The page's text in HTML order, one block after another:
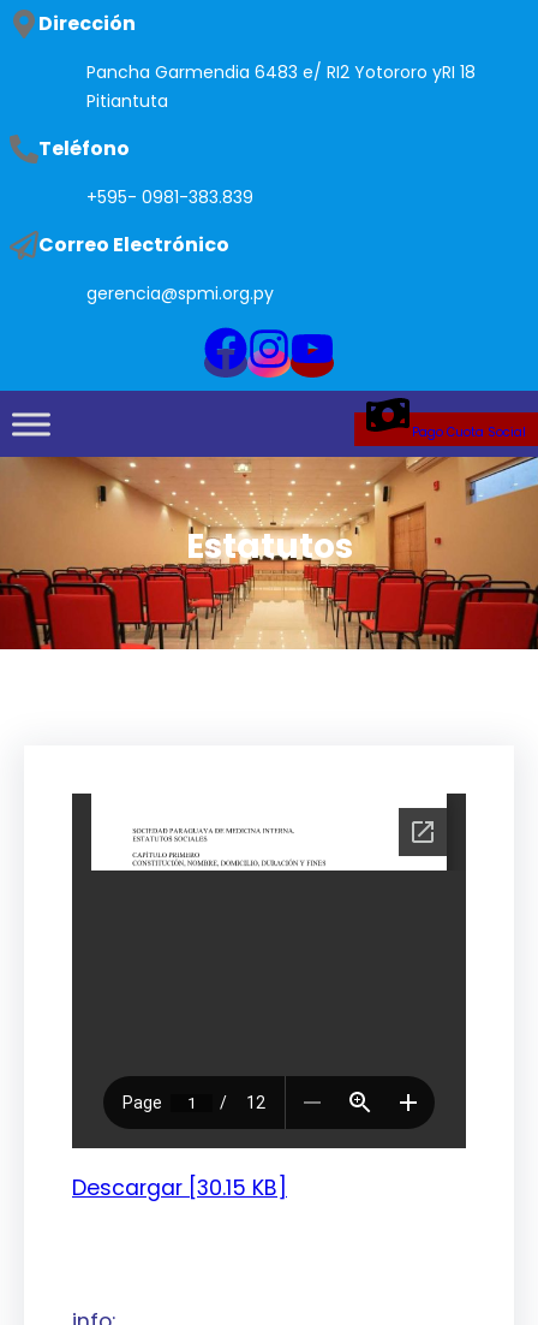
Saltar
contenido
Dirección
Pancha Garmendia 6483 e/ RI2 Yotororo yRI 18
Pitiantuta
Teléfono
+595- 0981-383.839
Correo Electrónico
gerencia@spmi.org.py
Pago Cuota Social
Estatutos
Descargar [30.15 KB]